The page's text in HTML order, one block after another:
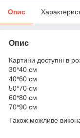
Опис
Опис
Картини доступні в
30*40 см
40*60 см
50*70 см
60*80 см
70*90 см
Також можливе